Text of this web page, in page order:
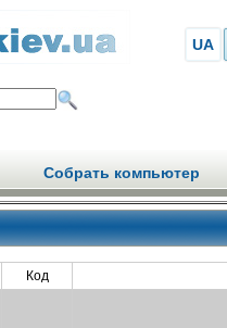
UA
Собрать компьютер
Код